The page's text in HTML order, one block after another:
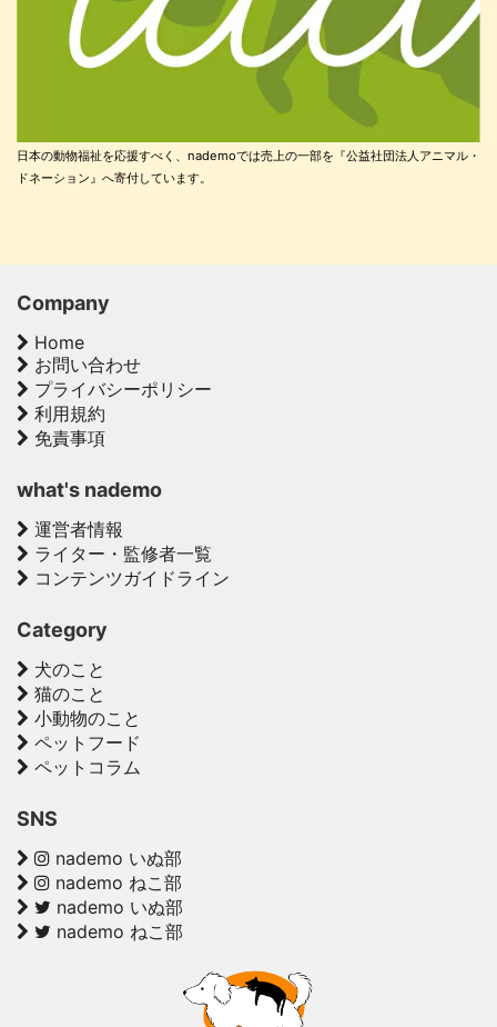
日本の動物福祉を応援すべく、nademoでは売上の一部を『公益社団法人アニマル・
ドネーション』へ寄付しています。
Company
Home
お問い合わせ
プライバシーポリシー
利用規約
免責事項
what's nademo
運営者情報
ライター・監修者一覧
コンテンツガイドライン
Category
犬のこと
猫のこと
小動物のこと
ペットフード
ペットコラム
SNS
nademo いぬ部
nademo ねこ部
nademo いぬ部
nademo ねこ部